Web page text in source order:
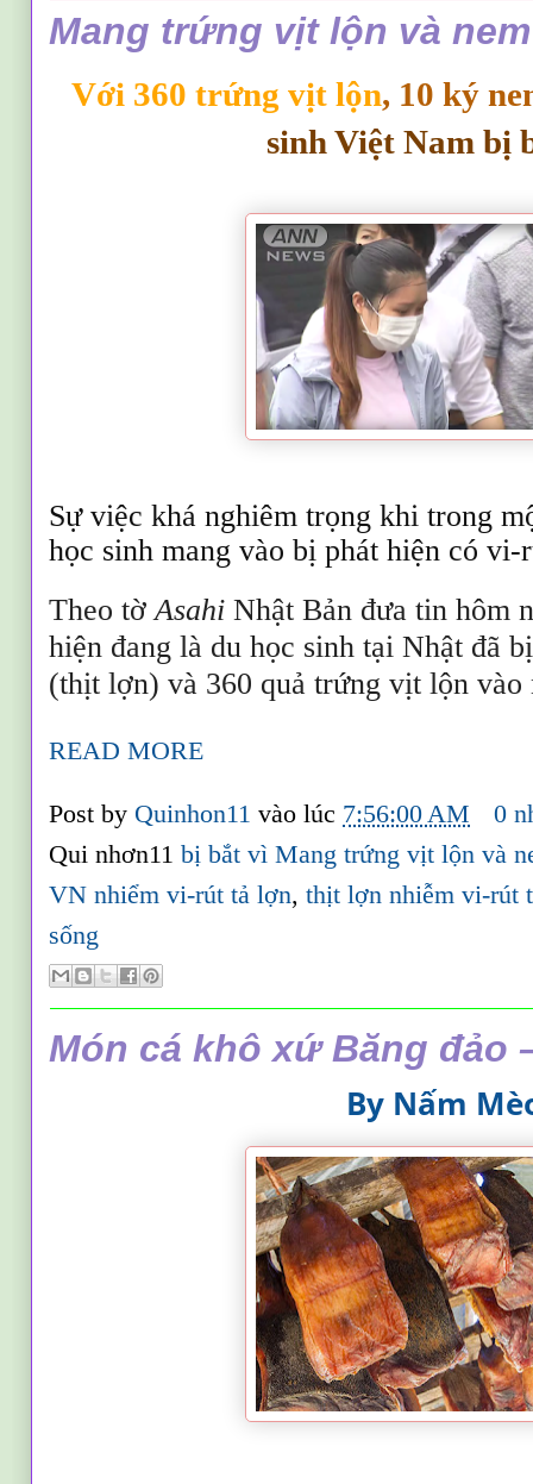
Mang trứng vịt lộn và
Với 360 trứng vịt lộn, 10 ký
sinh Việt Nam bị
Sự việc khá nghiêm trọng khi trong
học sinh mang vào bị phát hiện có
Theo tờAsahi Nhật Bản đưa tin hôm
hiện đang là du học sinh tại Nhật đã
(thịt lợn) và 360 quả trứng vịt lộn vào
READ MORE
Post by Quinhon11vào lúc 7:56:00 AM
0
Qui nhơn11bị bắt vì Mang trứng vịt lộn và
VN nhiểm vi-rút tả lợn,thịt lợn nhiễm vi-rút
sống
Món cá khô xứ Băng đảo
By Nấm